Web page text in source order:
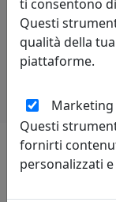
Potrebbero
ti consentono
Questi
qualità della
piattaforme.
Marketing
Questi
fornirti
personalizzati